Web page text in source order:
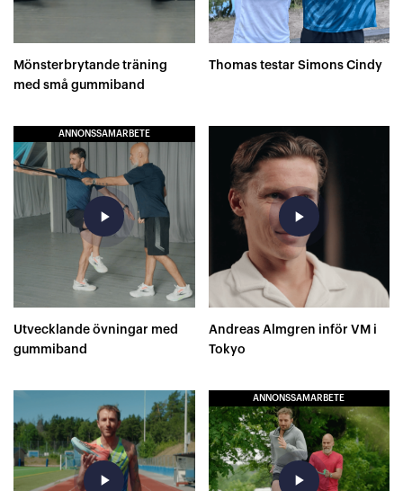
Mönsterbrytande träning
med små gummiband
Thomas testar Simons Cindy
ANNONSSAMARBETE
play_arrow
Utvecklande övningar med
gummiband
play_arrow
Andreas Almgren inför VM i
Tokyo
play_arrow
ANNONSSAMARBETE
play_arrow